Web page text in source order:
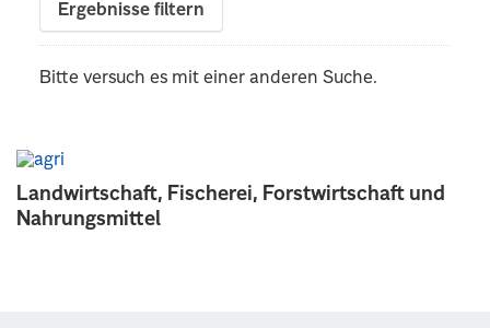
Landwirtschaft, Fischerei, Forstwirtschaft und
Nahrungsmittel
Ergebnisse filtern
Bitte versuch es mit einer anderen Suche.